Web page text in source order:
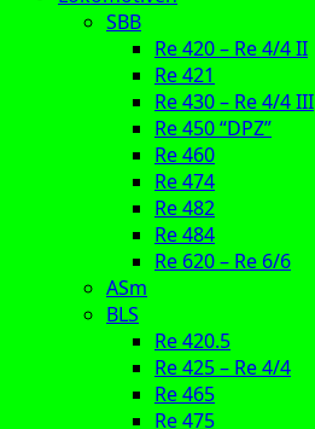
SBB
Re 420 – Re 4/4 II
Re 421
Re 430 – Re 4/4 III
Re 450 “DPZ”
Re 460
Re 474
Re 482
Re 484
Re 620 – Re 6/6
ASm
BLS
Re 420.5
Re 425 – Re 4/4
Re 465
Re 475